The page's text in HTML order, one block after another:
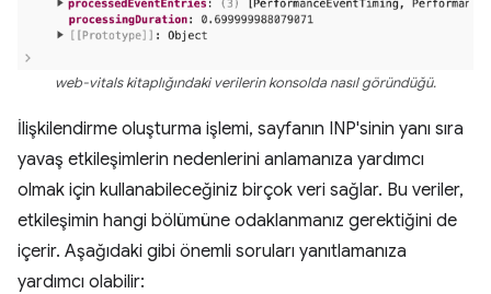
web-vitals kitaplığındaki verilerin konsolda nasıl göründüğü.
İlişkilendirme oluşturma işlemi, sayfanın INP'sinin yanı sıra
yavaş etkileşimlerin nedenlerini anlamanıza yardımcı
olmak için kullanabileceğiniz birçok veri sağlar. Bu veriler,
etkileşimin hangi bölümüne odaklanmanız gerektiğini de
içerir. Aşağıdaki gibi önemli soruları yanıtlamanıza
yardımcı olabilir: